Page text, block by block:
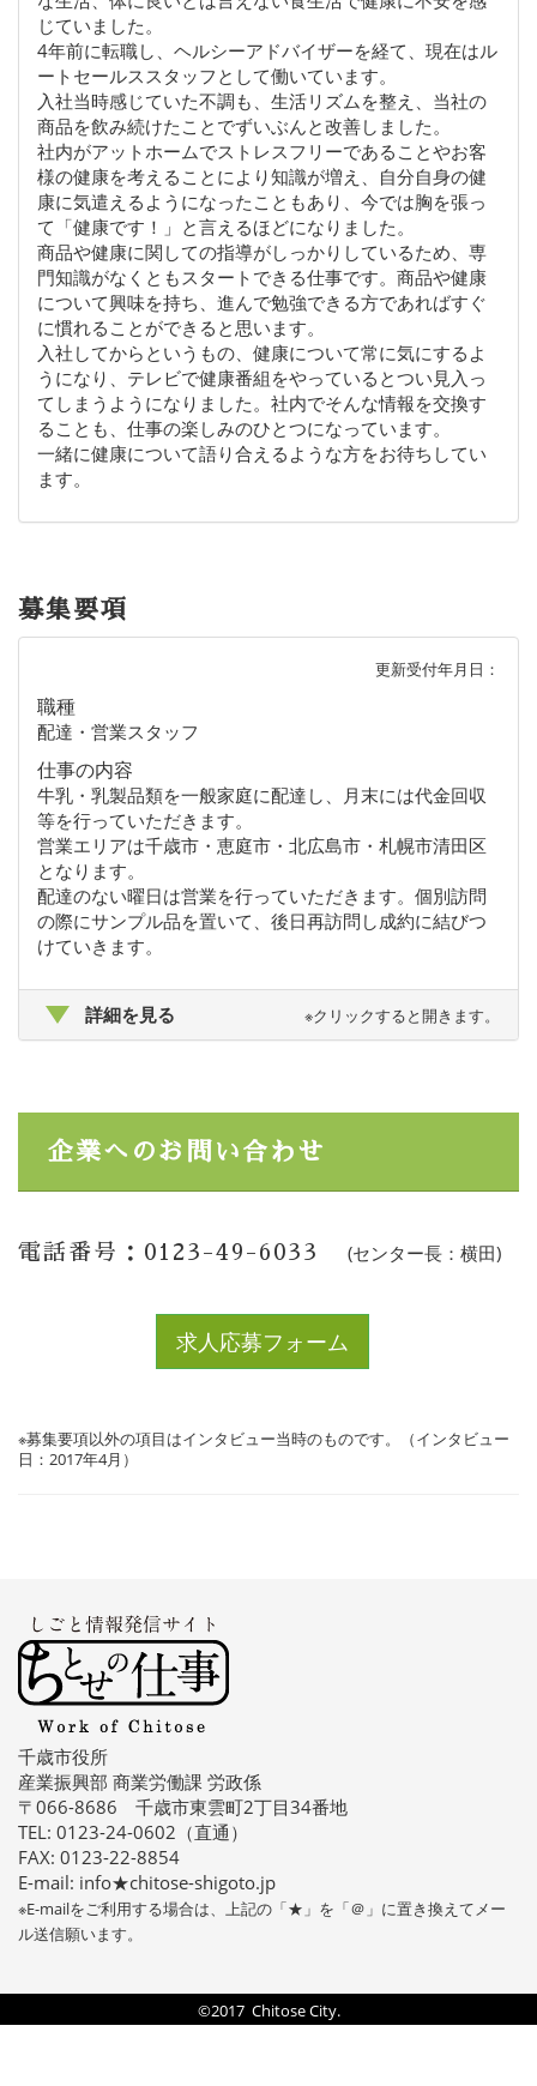
じていました。
4年前に転職し、ヘルシーアドバイザーを経て、現在はル
ートセールススタッフとして働いています。
入社当時感じていた不調も、生活リズムを整え、当社の
商品を飲み続けたことでずいぶんと改善しました。
社内がアットホームでストレスフリーであることやお客
様の健康を考えることにより知識が増え、自分自身の健
康に気遣えるようになったこともあり、今では胸を張っ
て「健康です！」と言えるほどになりました。
商品や健康に関しての指導がしっかりしているため、専
門知識がなくともスタートできる仕事です。商品や健康
について興味を持ち、進んで勉強できる方であればすぐ
に慣れることができると思います。
入社してからというもの、健康について常に気にするよ
うになり、テレビで健康番組をやっているとつい見入っ
てしまうようになりました。社内でそんな情報を交換す
ることも、仕事の楽しみのひとつになっています。
一緒に健康について語り合えるような方をお待ちしてい
ます。
募集要項
更新受付年月日：
職種
配達・営業スタッフ
仕事の内容
牛乳・乳製品類を一般家庭に配達し、月末には代金回収
等を行っていただきます。
営業エリアは千歳市・恵庭市・北広島市・札幌市清田区
となります。
配達のない曜日は営業を行っていただきます。個別訪問
の際にサンプル品を置いて、後日再訪問し成約に結びつ
けていきます。
詳細を見る ※クリックすると開きます。
企業へのお問い合わせ
電話番号：0123-49-6033 (センター長：横田)
求人応募フォーム
※募集要項以外の項目はインタビュー当時のものです。（インタビュー
日：2017年4月）
千歳市役所
産業振興部 商業労働課 労政係
〒066-8686 千歳市東雲町2丁目34番地
TEL: 0123-24-0602（直通）
FAX: 0123-22-8854
E-mail: info★chitose-shigoto.jp
※E-mailをご利用する場合は、上記の「★」を「＠」に置き換えてメー
ル送信願います。
©2017 Chitose City.